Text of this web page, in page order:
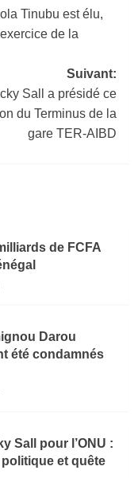
Tinubu est élu,
de la
Suivant:
Sall a présidé ce
du Terminus de la
gare TER-AIBD
de FCFA
Darou
été condamnés
Sall pour l’ONU :
et quête